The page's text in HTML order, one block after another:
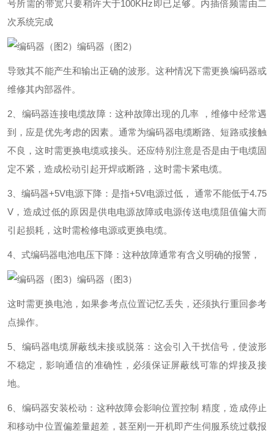
号所需的带宽只要稍许大于100KHz即已足够。内插倍频需由二
次系统完成
编码器（图2）
导致其不能产生和输出正确的波形。这种情况下需更换编码器或
维修其内部器件。
2、编码器连接电缆故障：这种故障出现的几率 ，维修中经常遇
到，应是优先考虑的因素。通常为编码器电缆断路、短路或接触
不良，这时需更换电缆或接头。还应特别注意是否是由于电缆固
定不紧，造成松动引起开焊或断路，这时需卡紧电缆。
3、编码器+5V电源下降：是指+5V电源过低， 通常不能低于4.75
V，造成过低的原因是供电电源故障或电源传送电缆阻值偏大而
引起损耗，这时需检修电源或更换电缆。
4、式编码器电池电压下降：这种故障通常有含义明确的报警，
编码器（图3）
这时需更换电池，如果参考点位置记忆丢失，还须执行重回参考
点操作。
5、编码器电缆屏蔽线未接或脱落：这会引入干扰信号，使波形
不稳定，影响通信的准确性，必须保证屏蔽线可靠的焊接及接
地。
6、编码器安装松动：这种故障会影响位置控制 精度，造成停止
和移动中位置偏差量超差，甚至刚一开机即产生伺服系统过载报